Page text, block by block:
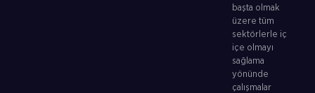
başta olmak
üzere tüm
sektörlerle iç
içe olmayı
sağlama
yönünde
çalışmalar